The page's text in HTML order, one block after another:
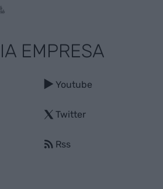
EMPRESA
Youtube
Twitter
Rss